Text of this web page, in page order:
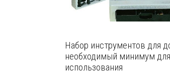
Набор инструментов для
необходимый минимум
использования